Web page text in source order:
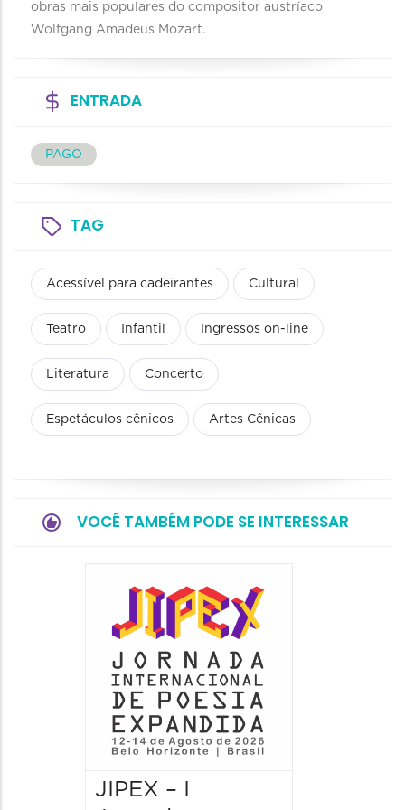
obras mais populares do compositor austríaco
Wolfgang Amadeus Mozart.
ENTRADA
PAGO
TAG
Acessível para cadeirantes Cultural
Teatro Infantil Ingressos on-line
Literatura Concerto
Espetáculos cênicos Artes Cênicas
VOCÊ TAMBÉM PODE SE INTERESSAR
JIPEX – I